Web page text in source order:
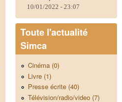
10/01/2022 - 23:07
Toute l'actualité
Simca
Cinéma (0)
Livre (1)
Presse écrite (40)
Télévision/radio/video (7)